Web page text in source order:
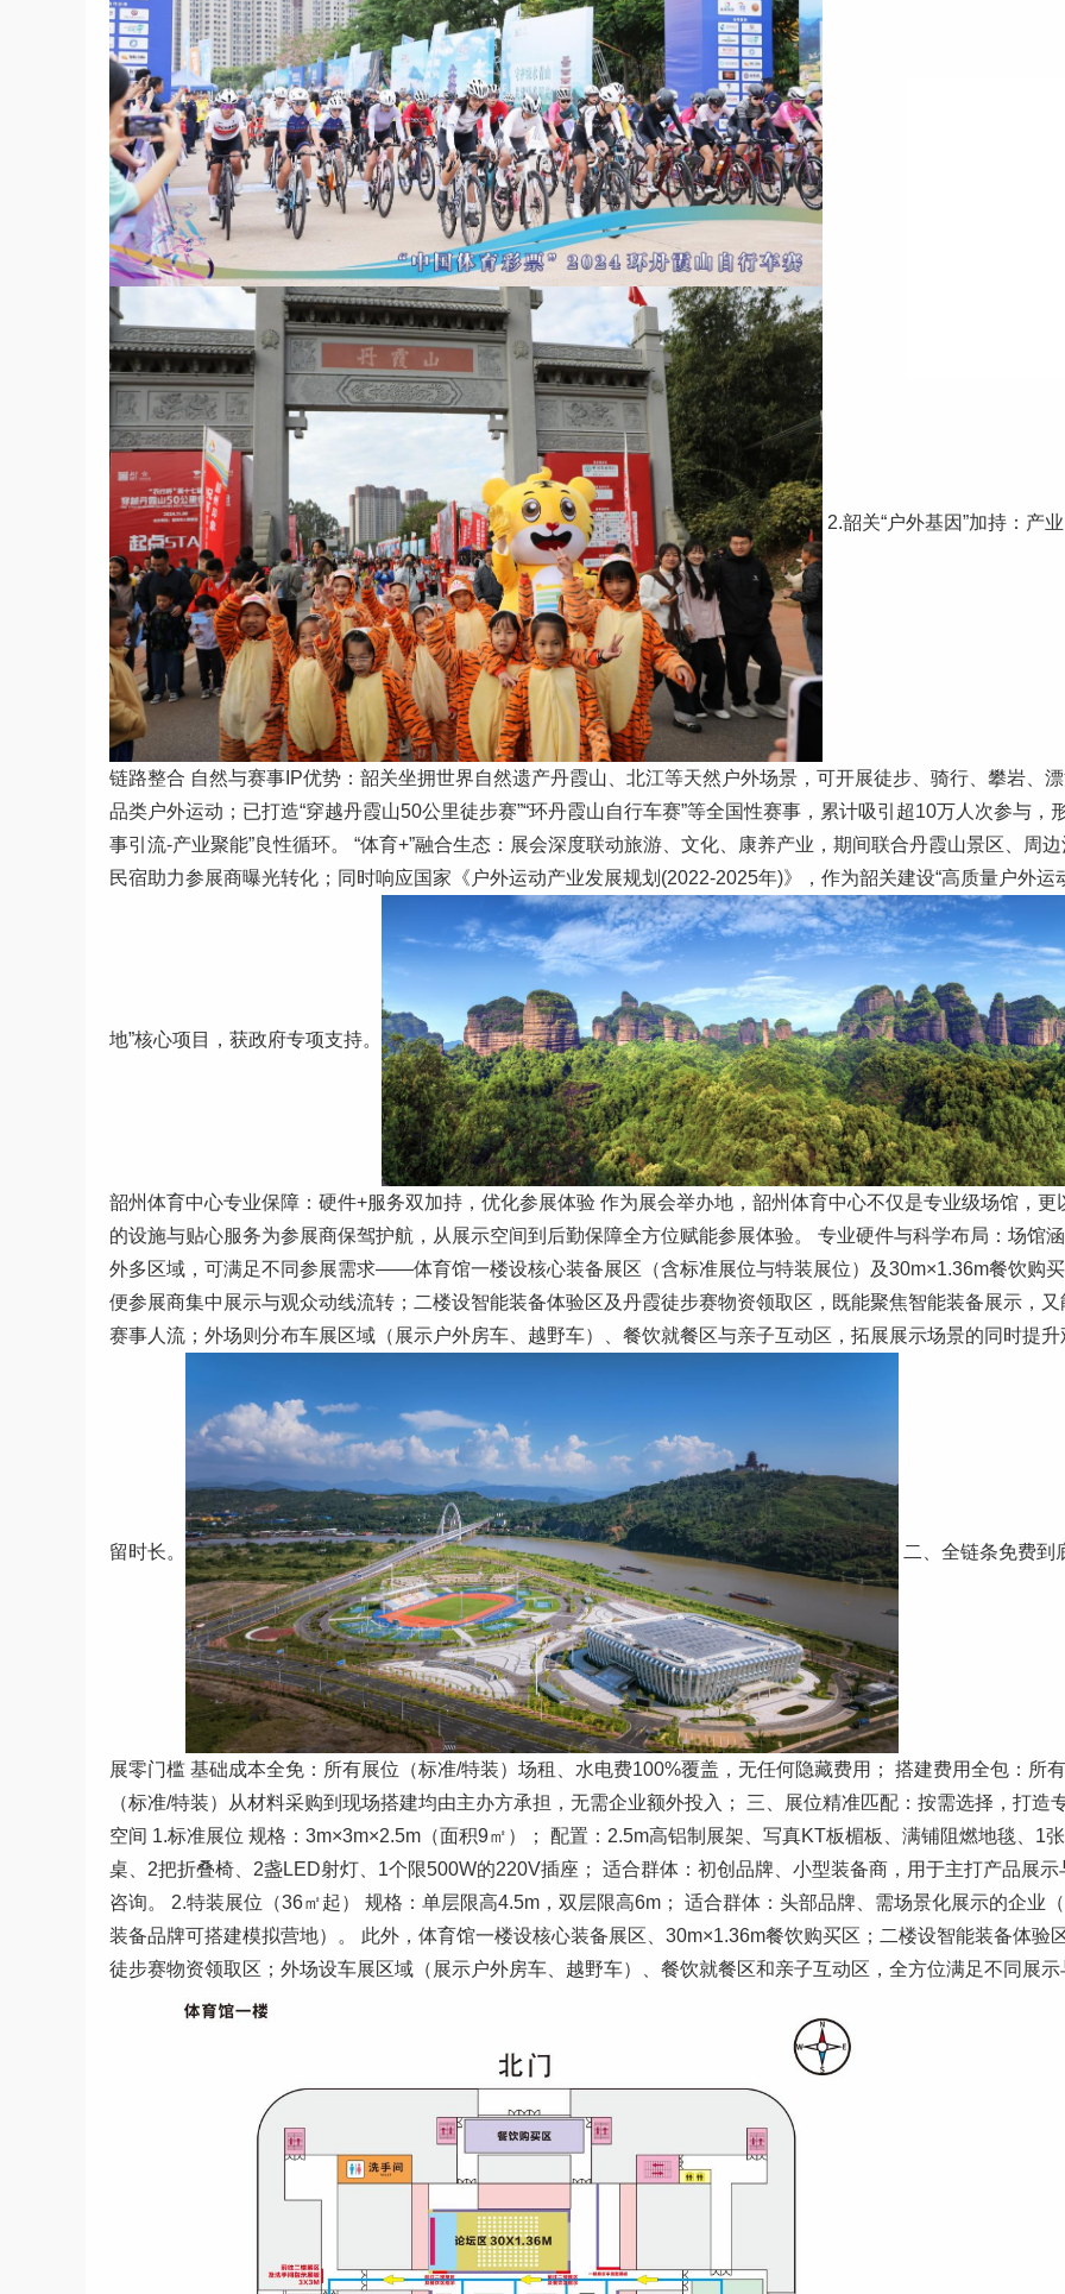
2.韶关“户外基因”加持：产
链路整合 自然与赛事IP优势：韶关坐拥世界自然遗产丹霞山、北江等天然户外场景，可开展徒步、骑行、攀岩、
品类户外运动；已打造“穿越丹霞山50公里徒步赛”“环丹霞山自行车赛”等全国性赛事，累计吸引超10万人次参与，
事引流-产业聚能”良性循环。 “体育+”融合生态：展会深度联动旅游、文化、康养产业，期间联合丹霞山景区、周
民宿助力参展商曝光转化；同时响应国家《户外运动产业发展规划(2022-2025年)》，作为韶关建设“高质量户外运
地”核心项目，获政府专项支持。
韶州体育中心专业保障：硬件+服务双加持，优化参展体验 作为展会举办地，韶州体育中心不仅是专业级场馆，更
的设施与贴心服务为参展商保驾护航，从展示空间到后勤保障全方位赋能参展体验。 专业硬件与科学布局：场馆
外多区域，可满足不同参展需求——体育馆一楼设核心装备展区（含标准展位与特装展位）及30m×1.36m餐饮购
便参展商集中展示与观众动线流转；二楼设智能装备体验区及丹霞徒步赛物资领取区，既能聚焦智能装备展示，又
赛事人流；外场则分布车展区域（展示户外房车、越野车）、餐饮就餐区与亲子互动区，拓展展示场景的同时提升
留时长。 二、全链条免费到
展零门槛 基础成本全免：所有展位（标准/特装）场租、水电费100%覆盖，无任何隐藏费用； 搭建费用全包：所
（标准/特装）从材料采购到现场搭建均由主办方承担，无需企业额外投入； 三、展位精准匹配：按需选择，打造
空间 1.标准展位 规格：3m×3m×2.5m（面积9㎡）； 配置：2.5m高铝制展架、写真KT板楣板、满铺阻燃地毯、1
桌、2把折叠椅、2盏LED射灯、1个限500W的220V插座； 适合群体：初创品牌、小型装备商，用于主打产品展示
咨询。 2.特装展位（36㎡起） 规格：单层限高4.5m，双层限高6m； 适合群体：头部品牌、需场景化展示的企业
装备品牌可搭建模拟营地）。 此外，体育馆一楼设核心装备展区、30m×1.36m餐饮购买区；二楼设智能装备体验
徒步赛物资领取区；外场设车展区域（展示户外房车、越野车）、餐饮就餐区和亲子互动区，全方位满足不同展示